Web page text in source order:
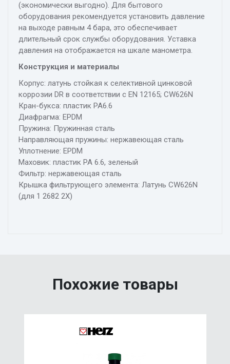
(экономически выгодно). Для бытового
оборудования рекомендуется установить давление
на выходе равным 4 бара, это обеспечивает
длительный срок службы оборудования. Уставка
давления на отображается на шкале манометра.
Конструкция и материалы
Корпус: латунь стойкая к селективной цинковой
коррозии DR в соответствии с EN 12165; CW626N
Кран-букса: пластик PA6.6
Диафрагма: EPDM
Пружина: Пружинная сталь
Направляющая пружины: нержавеющая сталь
Уплотнение: EPDM
Маховик: пластик PA 6.6, зеленый
Фильтр: нержавеющая сталь
Крышка фильтрующего элемента: Латунь CW626N
(для 1 2682 2X)
Похожие товары